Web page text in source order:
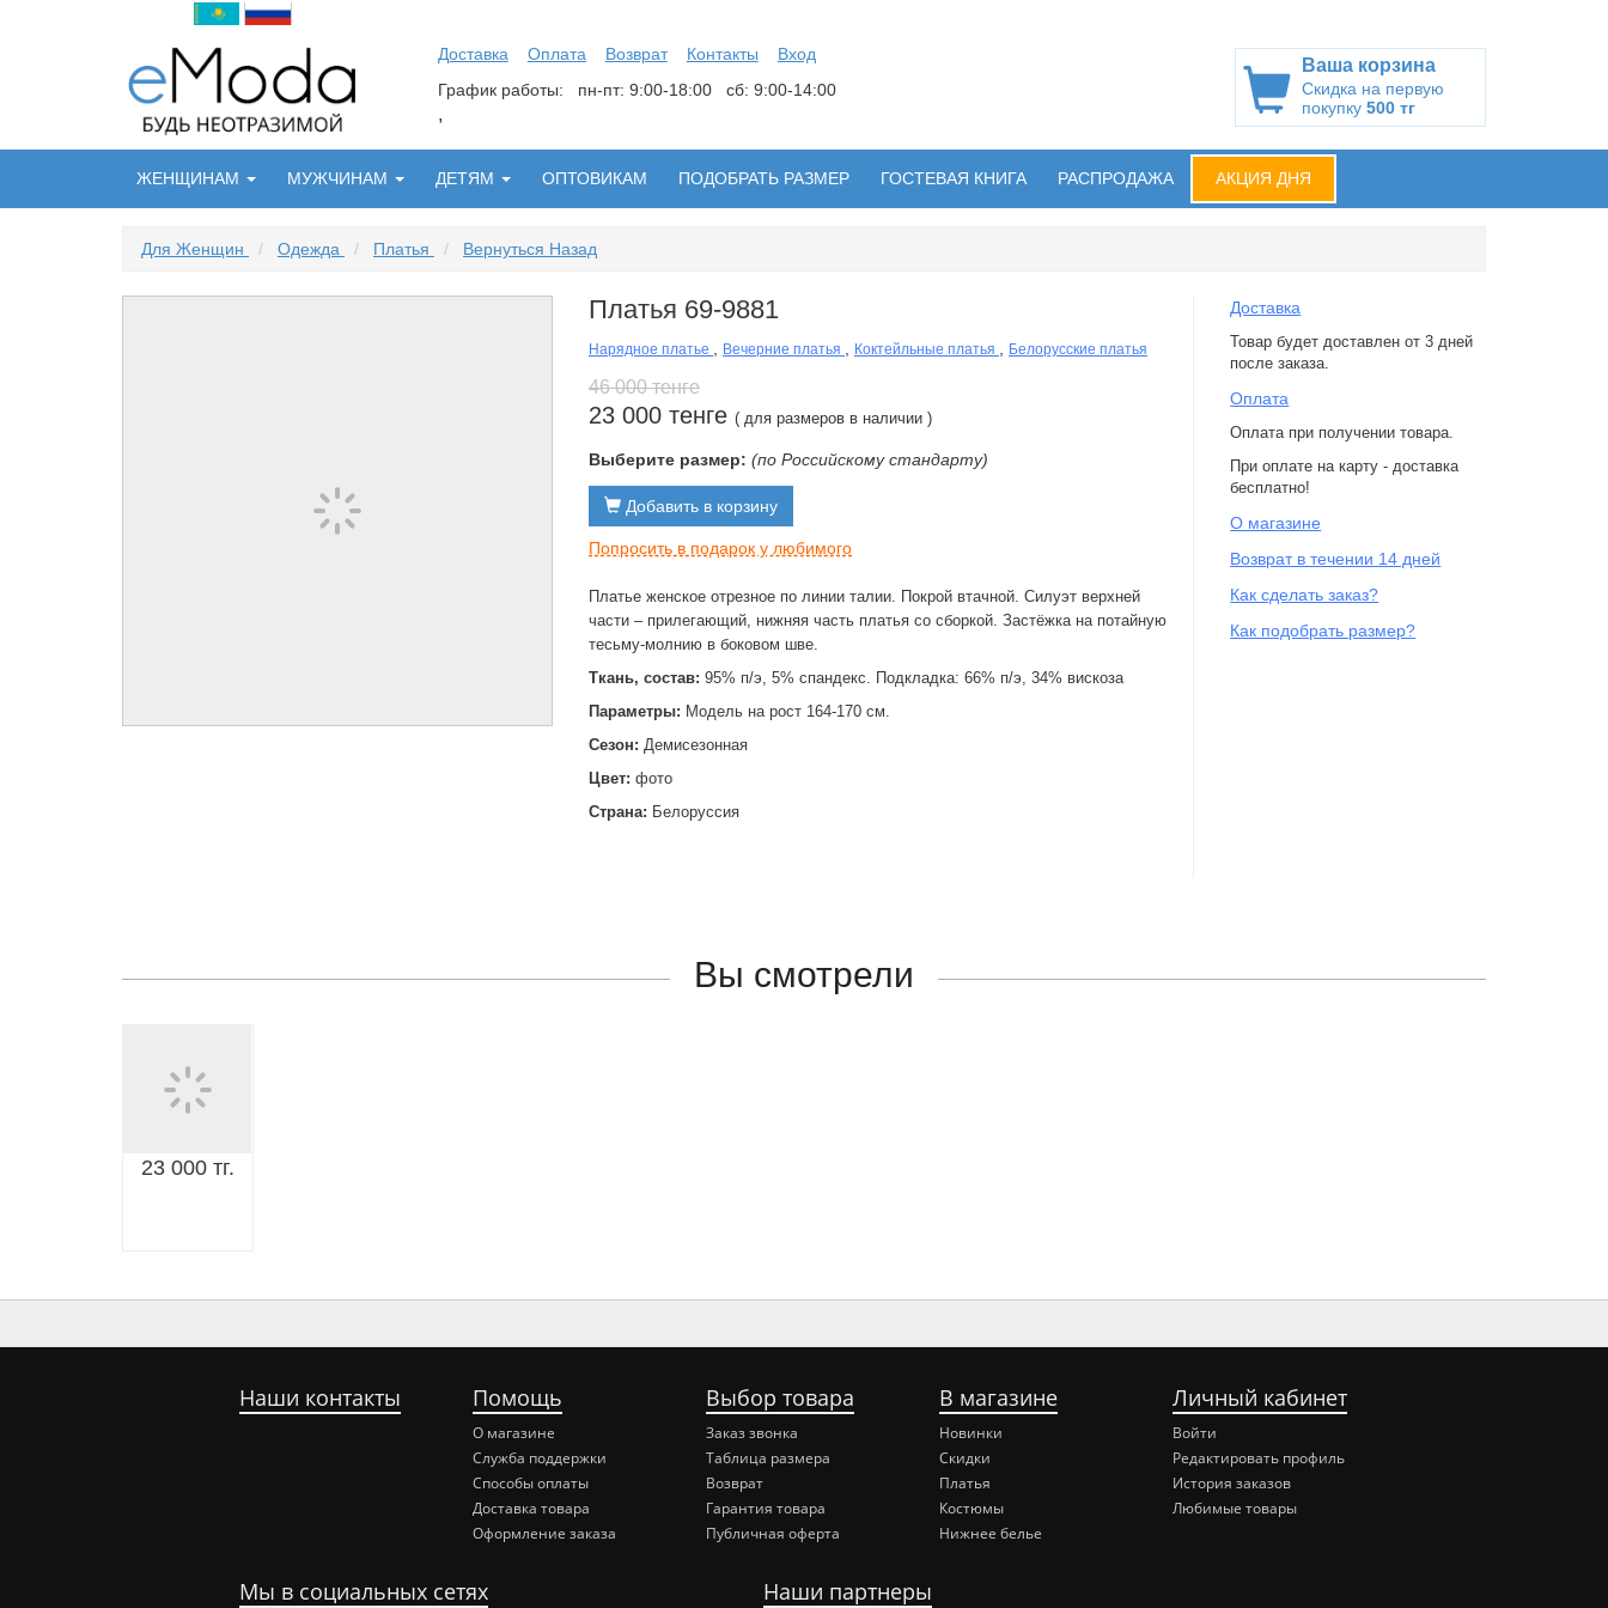
Доставка Оплата Возврат Контакты
Вход
График работы: пн-пт: 9:00-18:00 сб: 9:00-14:00
,
Ваша корзина
Скидка на первую
покупку 500 тг
ЖЕНЩИНАМ МУЖЧИНАМ ДЕТЯМ ОПТОВИКАМ ПОДОБРАТЬ РАЗМЕР ГОСТЕВАЯ КНИГА РАСПРОДАЖА АКЦИЯ ДНЯ
Для Женщин / Одежда / Платья / Вернуться Назад
Платья 69-9881
Нарядное платье Вечерние платья Коктейльные платья Белорусские платья
46 000 тенге
23 000 тенге ( для размеров в наличии )
Выберите размер: (по Российскому стандарту)
Добавить в корзину
Попросить в подарок у любимого
Платье женское отрезное по линии талии. Покрой втачной. Силуэт верхней
части – прилегающий, нижняя часть платья со сборкой. Застёжка на потайную
тесьму-молнию в боковом шве.
Ткань, состав: 95% п/э, 5% спандекс. Подкладка: 66% п/э, 34% вискоза
Параметры: Модель на рост 164-170 см.
Сезон: Демисезонная
Цвет: фото
Страна: Белоруссия
Доставка
Товар будет доставлен от 3 дней
после заказа.
Оплата
Оплата при получении товара.
При оплате на карту - доставка
бесплатно!
О магазине
Возврат в течении 14 дней
Как сделать заказ?
Как подобрать размер?
Вы смотрели
23 000 тг.
Наши контакты Помощь
О магазине
Служба поддержки
Способы оплаты
Доставка товара
Оформление заказа
Выбор товара
Заказ звонка
Таблица размера
Возврат
Гарантия товара
Публичная оферта
В магазине
Новинки
Скидки
Платья
Костюмы
Нижнее белье
Личный кабинет
Войти
Редактировать профиль
История заказов
Любимые товары
Мы в социальных сетях Наши партнеры